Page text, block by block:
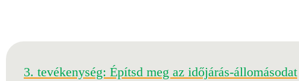
3. tevékenység: Építsd meg az időjárás-állomásodat